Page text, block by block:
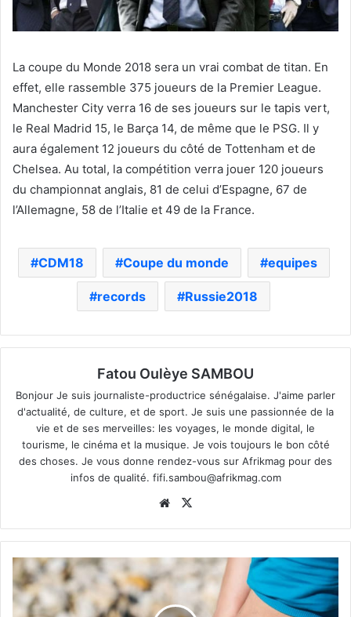
La coupe du Monde 2018 sera un vrai combat de titan. En
effet, elle rassemble 375 joueurs de la Premier League.
Manchester City verra 16 de ses joueurs sur le tapis vert,
le Real Madrid 15, le Barça 14, de même que le PSG. Il y
aura également 12 joueurs du côté de Tottenham et de
Chelsea. Au total, la compétition verra jouer 120 joueurs
du championnat anglais, 81 de celui d’Espagne, 67 de
l’Allemagne, 58 de l’Italie et 49 de la France.
CDM18 Coupe du monde equipes
records Russie2018
Fatou Oulèye SAMBOU
Bonjour Je suis journaliste-productrice sénégalaise. J'aime parler
d'actualité, de culture, et de sport. Je suis une passionnée de la
vie et de ses merveilles: les voyages, le monde digital, le
tourisme, le cinéma et la musique. Je vois toujours le bon côté
des choses. Je vous donne rendez-vous sur Afrikmag pour des
infos de qualité. fifi.sambou@afrikmag.com
Website